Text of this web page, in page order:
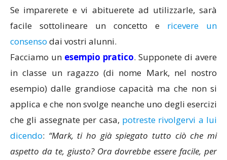
Se imparerete e vi abituerete ad utilizzarle, sarà
facile sottolineare un concetto e ricevere un
consenso dai vostri alunni.
Facciamo un esempio pratico. Supponete di avere
in classe un ragazzo (di nome Mark, nel nostro
esempio) dalle grandiose capacità ma che non si
applica e che non svolge neanche uno degli esercizi
che gli assegnate per casa, potreste rivolgervi a lui
dicendo: “Mark, ti ho già spiegato tutto ciò che mi
aspetto da te, giusto? Ora dovrebbe essere facile, per